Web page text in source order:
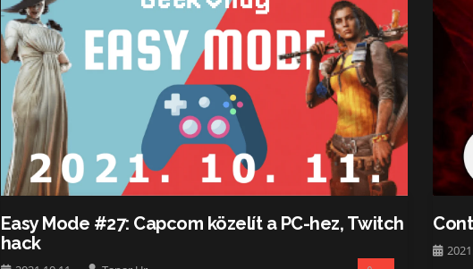
Easy Mode #27: Capcom közelít a PC-hez, Twitch
hack